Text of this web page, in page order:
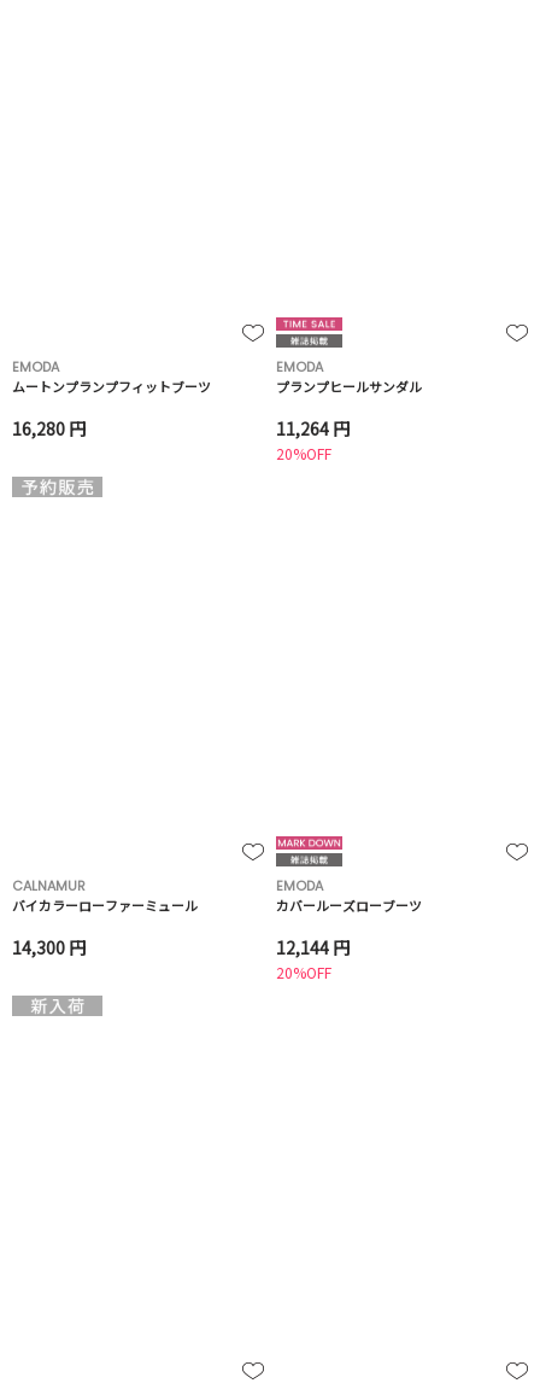
EMODA
ムートンプランプフィットブーツ
16,280 円
EMODA
プランプヒールサンダル
11,264 円
20%OFF
CALNAMUR
バイカラーローファーミュール
14,300 円
EMODA
カバールーズローブーツ
12,144 円
20%OFF